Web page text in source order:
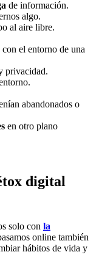
de información.
algo.
al aire libre.
el entorno de una
privacidad.
abandonados o
en otro plano
digital
solo con la
online también
hábitos de vida y